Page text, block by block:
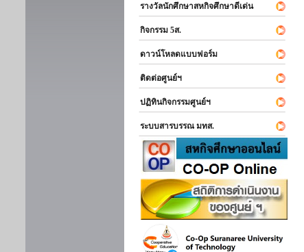
รางวัลนักศึกษาสหกิจศึกษาดีเด่น
กิจกรรม 5ส.
ดาวน์โหลดแบบฟอร์ม
ติดต่อศูนย์ฯ
ปฏิทินกิจกรรมศูนย์ฯ
ระบบสารบรรณ มทส.